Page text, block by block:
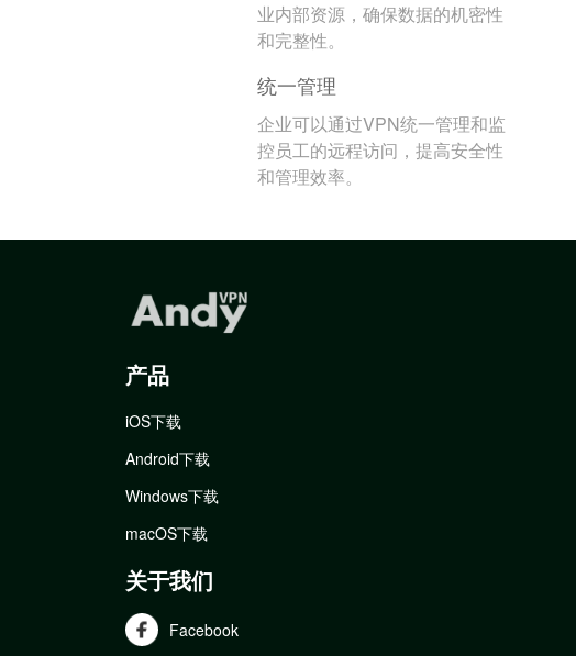
业内部资源，确保数据的机密性
和完整性。
统一管理
企业可以通过VPN统一管理和监
控员工的远程访问，提高安全性
和管理效率。
产品
iOS下载
Android下载
Windows下载
macOS下载
关于我们
Facebook